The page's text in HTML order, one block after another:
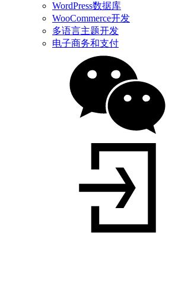
WordPress数据库
WooCommerce开发
多语言主题开发
电子商务和支付